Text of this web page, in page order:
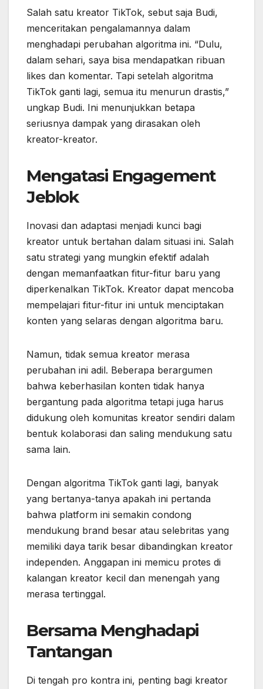
Salah satu kreator TikTok, sebut saja Budi,
menceritakan pengalamannya dalam
menghadapi perubahan algoritma ini. “Dulu,
dalam sehari, saya bisa mendapatkan ribuan
likes dan komentar. Tapi setelah algoritma
TikTok ganti lagi, semua itu menurun drastis,”
ungkap Budi. Ini menunjukkan betapa
seriusnya dampak yang dirasakan oleh
kreator-kreator.
Mengatasi Engagement
Jeblok
Inovasi dan adaptasi menjadi kunci bagi
kreator untuk bertahan dalam situasi ini. Salah
satu strategi yang mungkin efektif adalah
dengan memanfaatkan fitur-fitur baru yang
diperkenalkan TikTok. Kreator dapat mencoba
mempelajari fitur-fitur ini untuk menciptakan
konten yang selaras dengan algoritma baru.
Namun, tidak semua kreator merasa
perubahan ini adil. Beberapa berargumen
bahwa keberhasilan konten tidak hanya
bergantung pada algoritma tetapi juga harus
didukung oleh komunitas kreator sendiri dalam
bentuk kolaborasi dan saling mendukung satu
sama lain.
Dengan algoritma TikTok ganti lagi, banyak
yang bertanya-tanya apakah ini pertanda
bahwa platform ini semakin condong
mendukung brand besar atau selebritas yang
memiliki daya tarik besar dibandingkan kreator
independen. Anggapan ini memicu protes di
kalangan kreator kecil dan menengah yang
merasa tertinggal.
Bersama Menghadapi
Tantangan
Di tengah pro kontra ini, penting bagi kreator